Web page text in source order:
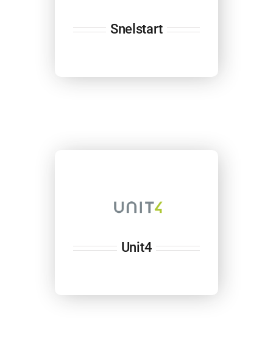
Snelstart
Unit4